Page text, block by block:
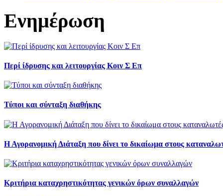
Ενημέρωση
Περί ίδρυσης και λειτουργίας Κοιν Σ Επ
Τύποι και σύνταξη διαθήκης
Η Αγορανομική Διάταξη που δίνει το δικαίωμα στους
Κριτήρια καταχρηστικότητας γενικών όρων συναλλαγών